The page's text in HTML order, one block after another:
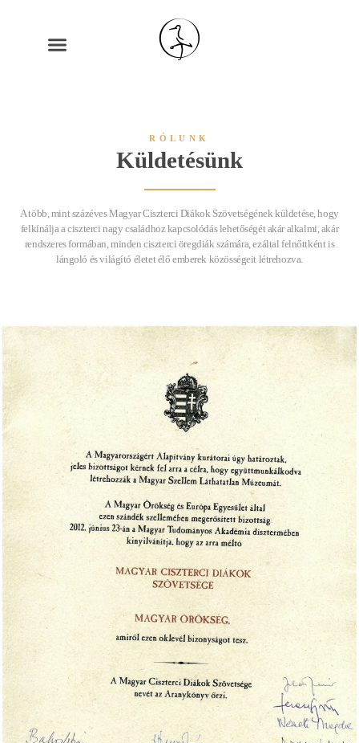
RÓLUNK
Küldetésünk
A több, mint százéves Magyar Ciszterci Diákok Szövetségének küldetése, hogy
felkínálja a ciszterci nagy családhoz kapcsolódás lehetőségét akár alkalmi, akár
rendszeres formában, minden ciszterci öregdiák számára, ezáltal felnőttként is
lángoló és világító életet élő emberek közösségeit létrehozva.